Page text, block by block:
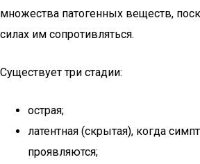
множества патогенных веществ,
силах им сопротивляться.
Существует три стадии:
острая;
латентная (скрытая), когда
проявляются;